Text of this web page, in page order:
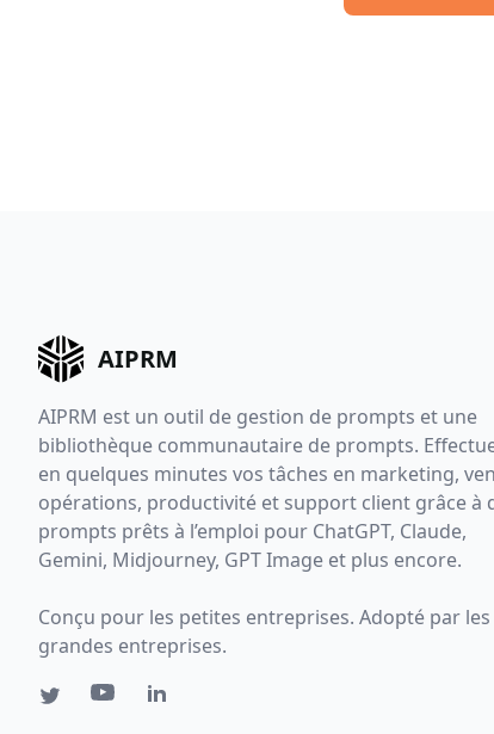
AIPRM
AIPRM est un outil de gestion de prompts et une
bibliothèque communautaire de prompts.
en quelques minutes vos tâches en marketing,
opérations, productivité et support client grâce à
prompts prêts à l’emploi pour ChatGPT, Claude,
Gemini, Midjourney, GPT Image et plus encore.
Conçu pour les petites entreprises. Adopté par les
grandes entreprises.